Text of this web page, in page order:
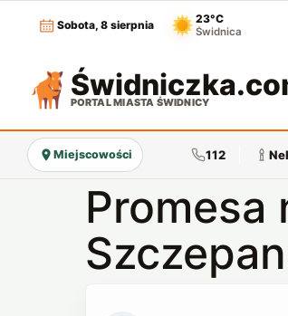
Sobota, 8 sierpnia
23°C
Świdnica
Świdniczka
PORTAL MIASTA ŚWIDNICY
Miejscowości 112
Promesa